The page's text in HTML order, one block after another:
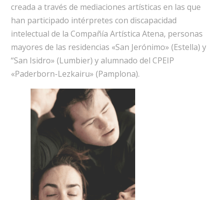
creada a través de mediaciones artísticas en las que
han participado intérpretes con discapacidad
intelectual de la Compañía Artística Atena, personas
mayores de las residencias «San Jerónimo» (Estella) y
“San Isidro» (Lumbier) y alumnado del CPEIP
«Paderborn-Lezkairu» (Pamplona).